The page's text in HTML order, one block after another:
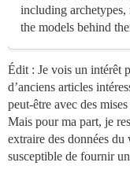
including archetypes,
the models behind
Édit : Je vois un intérêt
d’anciens articles
peut-être avec des
Mais pour ma part, je
extraire des données
susceptible de fournir